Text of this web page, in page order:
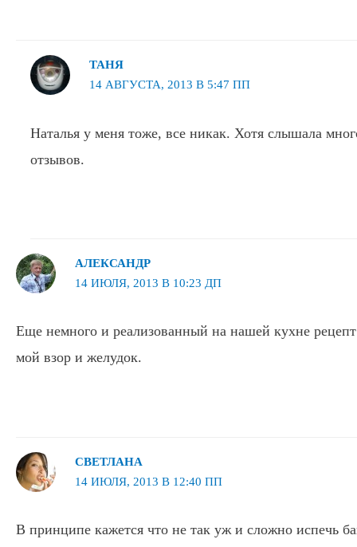
ТАНЯ
14 АВГУСТА, 2013 В 5:47 ПП
Наталья у меня тоже, все никак. Хотя слышала
отзывов.
АЛЕКСАНДР
14 ИЮЛЯ, 2013 В 10:23 ДП
Еще немного и реализованный на нашей кухне
мой взор и желудок.
СВЕТЛАНА
14 ИЮЛЯ, 2013 В 12:40 ПП
В принципе кажется что не так уж и сложно испечь